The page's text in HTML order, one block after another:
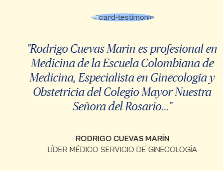
"Rodrigo Cuevas Marin es profesional en
Medicina de la Escuela Colombiana de
Medicina, Especialista en Ginecología y
Obstetricia del Colegio Mayor Nuestra
Señora del Rosario..."
RODRIGO CUEVAS MARÍN
LÍDER MÉDICO SERVICIO DE GINECOLOGÍA